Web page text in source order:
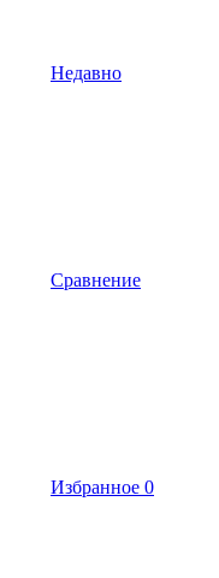
Недавно
Сравнение
Избранное 0